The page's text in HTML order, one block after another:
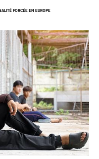
FORCÉE EN EUROPE